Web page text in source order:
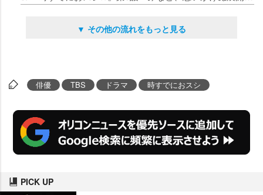
▼ その他の流れをもっと見る
俳優 TBS ドラマ 時すでにおスシ
PICK UP